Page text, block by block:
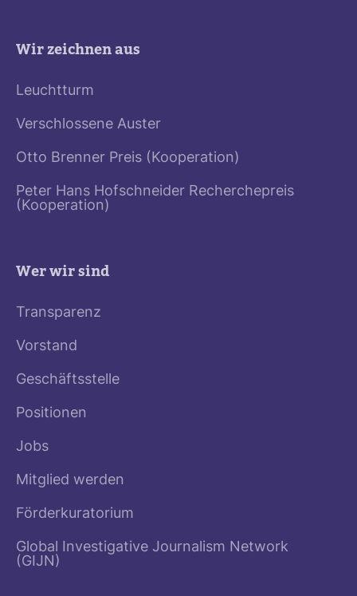
Wir zeichnen aus
Leuchtturm
Verschlossene Auster
Otto Brenner Preis (Kooperation)
Peter Hans Hofschneider Recherchepreis
(Kooperation)
Wer wir sind
Transparenz
Vorstand
Geschäftsstelle
Positionen
Jobs
Mitglied werden
Förderkuratorium
Global Investigative Journalism Network
(GIJN)